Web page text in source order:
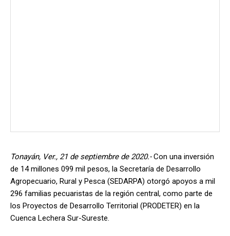
Tonayán, Ver., 21 de septiembre de 2020.-Con una inversión
de 14 millones 099 mil pesos, la Secretaría de Desarrollo
Agropecuario, Rural y Pesca (SEDARPA) otorgó apoyos a mil
296 familias pecuaristas de la región central, como parte de
los Proyectos de Desarrollo Territorial (PRODETER) en la
Cuenca Lechera Sur-Sureste.